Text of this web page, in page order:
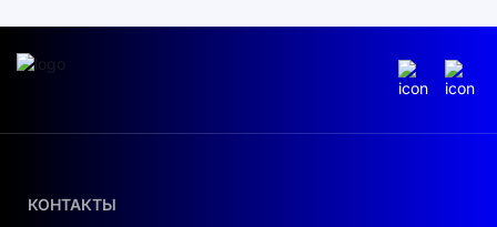
создавать крупные солнечные станции.
Максимальное входное напряжение
PV‑модулей — 1000 В; диапазон MPPT —
КОНТАКТЫ